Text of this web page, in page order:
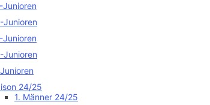
Junioren
Junioren
Junioren
Junioren
24/25
1. Männer 24/25